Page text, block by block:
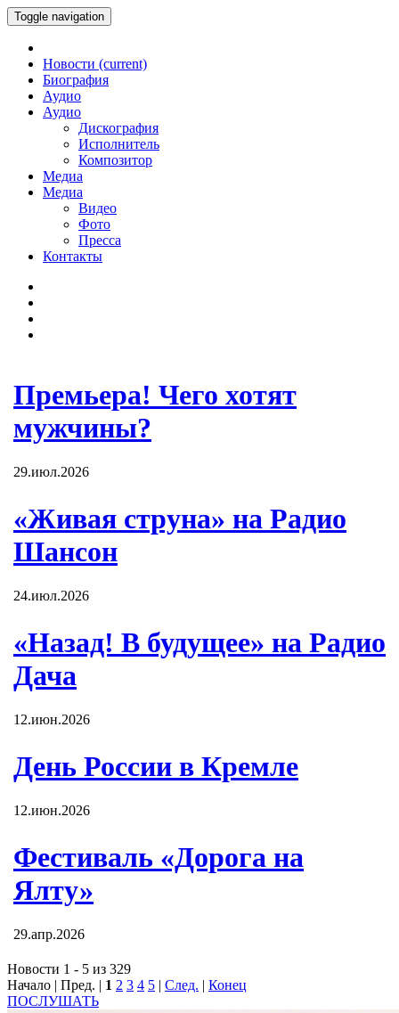
Toggle navigation
Новости (current)
Биография
Аудио
Аудио
Дискография
Исполнитель
Композитор
Медиа
Медиа
Видео
Фото
Пресса
Контакты
Премьера! Чего хотят
мужчины?
29.июл.2026
«Живая струна» на Радио
Шансон
24.июл.2026
«Назад! В будущее» на Радио
Дача
12.июн.2026
День России в Кремле
12.июн.2026
Фестиваль «Дорога на
Ялту»
29.апр.2026
Новости 1 - 5 из 329
Начало | Пред. | 1 2 3 4 5 | След. | Конец
ПОСЛУШАТЬ